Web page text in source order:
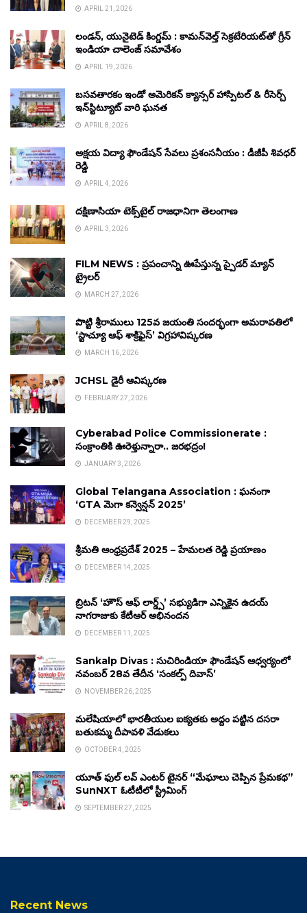
APRIL 21, 2026
లండన్, యునైటెడ్ కింగ్డమ్ : కామన్‌వెల్త్ సెక్రటేరియట్‌తో గ్రీన్
ఇండియా చాలెంజ్ సమావేశం
APRIL 19, 2026
బసవతారకం ఇండో అమెరికన్ క్యాన్సర్ హాస్పిటల్ & రీసెర్చ్
ఇన్‌స్టిట్యూట్ వారి ఘనత
APRIL 8, 2026
అక్షయ విద్యా ఫౌండేషన్ సేవలు ప్రశంసనీయం : డీజీపీ శివధర్
రెడ్డి
APRIL 4, 2026
దక్షిణాసియా టెక్స్‌టైల్ రాజధానిగా తెలంగాణ
APRIL 3, 2026
FILM NEWS : ప్రపంచాన్ని ఊపేస్తున్న స్పైడర్ మ్యాన్
ట్రైలర్
MARCH 27, 2026
పొట్టి శ్రీరాములు 125వ జయంతి సందర్భంగా అమరావతిలో
‘స్టాచ్యూ ఆఫ్ శాక్రిఫైస్’ విగ్రహావిష్కరణ
MARCH 16, 2026
JCHSL డైరీ ఆవిష్కరణ
FEBRUARY 27, 2026
Cyberabad Police Commissionerate :
సంక్రాంతికి ఊరెళ్తున్నారా.. జరభద్రం!
JANUARY 3, 2026
Global Telangana Association : ఘనంగా
‘GTA మెగా కన్వెన్షన్ 2025’
DECEMBER 29, 2025
శ్రీమతి ఆంధ్రప్రదేశ్ 2025 – హేమలత రెడ్డి ప్రయాణం
DECEMBER 14, 2025
బ్రిటన్ ‘హౌస్ ఆఫ్ లార్డ్స్’ సభ్యుడిగా ఎన్నికైన ఉదయ్
నాగరాజుకు కేటీఆర్ అభినందన
DECEMBER 11, 2025
Sankalp Divas : సుచిరిండియా ఫౌండేషన్ ఆధ్వర్యంలో
నవంబర్ 28వ తేదీన ‘సంకల్ప్ దివాస్’
NOVEMBER 26, 2025
మలేషియాలో భారతీయుల ఐక్యతకు అద్దం పట్టిన దసరా
బతుకమ్మ దీపావళి వేడుకలు
OCTOBER 4, 2025
యూత్ ఫుల్ లవ్ ఎంటర్ టైనర్ “మేఘాలు చెప్పిన ప్రేమకథ”
SunNXT ఓటీటీలో స్ట్రీమింగ్
SEPTEMBER 27, 2025
Recent News